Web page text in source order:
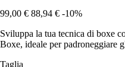
99,00 € 88,94 € -10%
Sviluppa la tua tecnica di boxe
Boxe, ideale per padroneggiare
Taglia